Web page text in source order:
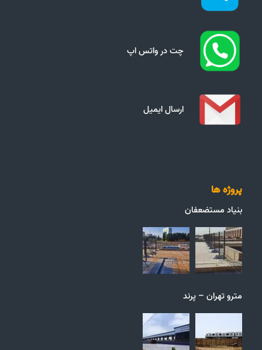
چت در واتس اپ
ارسال ایمیل
پروژه ها
بنیاد مستضعفان
مترو تهران – پرند